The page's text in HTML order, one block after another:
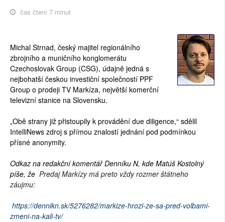
čas čtení 7 minut
Michal Strnad, český majitel regionálního
zbrojního a muničního konglomerátu
Czechoslovak Group (CSG), údajně jedná s
nejbohatší českou investiční společností PPF
Group o prodeji TV Markíza, největší komerční
televizní stanice na Slovensku.
„Obě strany již přistoupily k provádění due diligence,“ sdělil
IntelliNews zdroj s přímou znalostí jednání pod podmínkou
přísné anonymity.
Odkaz na redakční komentář Denníku N, kde Matúš Kostolný
píše, že Predaj Markízy má preto vždy rozmer štátneho
záujmu:
https://dennikn.sk/5276282/markize-hrozi-ze-sa-pred-volbami-
zmeni-na-kali-tv/